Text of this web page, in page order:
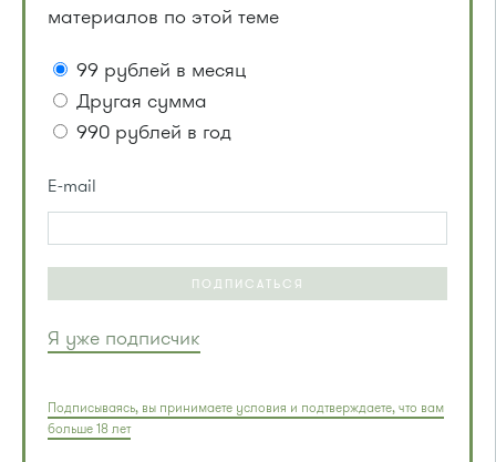
материалов по этой теме
99 рублей в месяц
Другая сумма
990 рублей в год
E-mail
ПОДПИСАТЬСЯ
Я уже подписчик
Подписываясь, вы принимаете условия и подтверждаете, что вам
больше 18 лет